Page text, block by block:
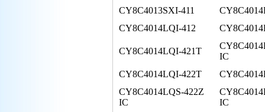
CY8C4013SXI-411
CY8C4014LQI-412
CY8C4014LQI-421T
IC
CY8C4014LQI-422T
CY8C4014LQS-422Z
IC
IC